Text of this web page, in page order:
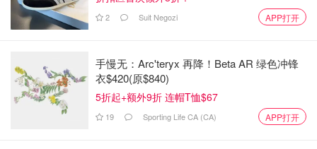
的PGWP持有者人数持续增长。
作，直到2023年底。这一政策变化使学生能够养活自己，
比其他国家给予的自由度更大；
毕业后移民的可能性
2 Suit Negozi APP打开
手慢无：Arc'teryx 再降！Beta AR 绿色冲锋
衣$420(原$840)
5折起+额外9折 连帽T恤$67
19 Sporting Life CA (CA) APP打开